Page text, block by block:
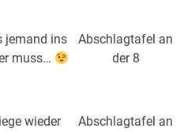
jemand ins
muss…
Abschlagtafel an
der 8
wieder
Abschlagtafel an